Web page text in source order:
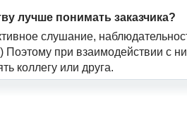
лучше понимать заказчика?
слушание,
Поэтому при взаимодействии с
коллегу или друга.